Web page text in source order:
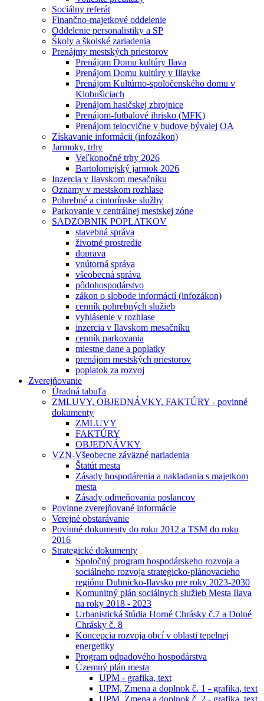
Sociálny referát
Finančno-majetkové oddelenie
Oddelenie personalistiky a SP
Školy a školské zariadenia
Prenájmy mestských priestorov
Prenájom Domu kultúry Ilava
Prenájom Domu kultúry v Iliavke
Prenájom Kultúrno-spoločenského domu v
Klobušiciach
Prenájom hasičskej zbrojnice
Prenájom-futbalové ihrisko (MFK)
Prenájom telocvične v budove bývalej OA
Získavanie informácii (infozákon)
Jarmoky, trhy
Veľkonočné trhy 2026
Bartolomejský jarmok 2026
Inzercia v Ilavskom mesačníku
Oznamy v mestskom rozhlase
Pohrebné a cintorínske služby
Parkovanie v centrálnej mestskej zóne
SADZOBNIK POPLATKOV
stavebná správa
životné prostredie
doprava
vnútorná správa
všeobecná správa
pôdohospodárstvo
zákon o slobode informácií (infozákon)
cenník pohrebných služieb
vyhlásenie v rozhlase
inzercia v Ilavskom mesačníku
cenník parkovania
miestne dane a poplatky
prenájom mestských priestorov
poplatok za rozvoj
Zverejňovanie
Úradná tabuľa
ZMLUVY, OBJEDNÁVKY, FAKTÚRY - povinné
dokumenty
ZMLUVY
FAKTÚRY
OBJEDNÁVKY
VZN-Všeobecne záväzné nariadenia
Štatút mesta
Zásady hospodárenia a nakladania s majetkom
mesta
Zásady odmeňovania poslancov
Povinne zverejňované informácie
Verejné obstarávanie
Povinné dokumenty do roku 2012 a TSM do roku
2016
Strategické dokumenty
Spoločný program hospodárskeho rozvoja a
sociálneho rozvoja strategicko-plánovacieho
regiónu Dubnicko-Ilavsko pre roky 2023-2030
Komunitný plán sociálnych služieb Mesta Ilava
na roky 2018 - 2023
Urbanistická štúdia Horné Chrásky č.7 a Dolné
Chrásky č. 8
Koncepcia rozvoja obcí v oblasti tepelnej
energetiky
Program odpadového hospodárstva
Územný plán mesta
UPM - grafika, text
UPM, Zmena a doplnok č. 1 - grafika, text
UPM, Zmena a doplnok č. 2 - grafika, text